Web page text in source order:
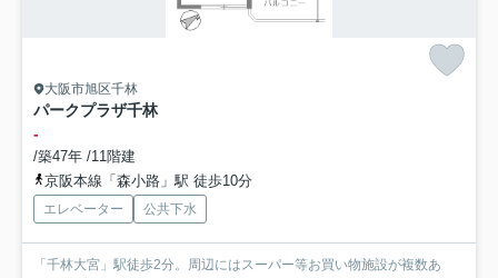
大阪市旭区千林
パークプラザ千林
-
/築47年 /11階建
京阪本線「森小路」駅 徒歩10分
エレベーター 公共下水
「千林大宮」駅徒歩2分。周辺にはスーパー等お買い物施設が複数あ